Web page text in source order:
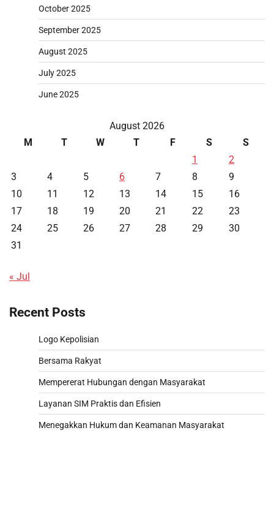
October 2025
September 2025
August 2025
July 2025
June 2025
August 2026
M
T W T F S
S
1
2
3
4 5 6 7 8
9
10
11 12 13 14 15
16
17
18 19 20 21 22
23
24
25 26 27 28 29
30
31
« Jul
Recent Posts
Logo Kepolisian
Bersama Rakyat
Mempererat Hubungan dengan Masyarakat
Layanan SIM Praktis dan Efisien
Menegakkan Hukum dan Keamanan Masyarakat